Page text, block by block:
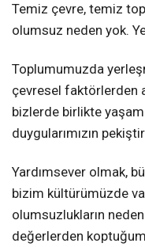
Temiz çevre, temiz
olumsuz neden yok.
Toplumumuzda
çevresel faktörlerden
bizlerde birlikte
duygularımızın
Yardımsever olmak,
bizim kültürümüzde
olumsuzlukların
değerlerden